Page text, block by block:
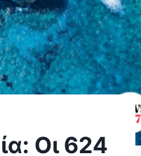
Οι 624